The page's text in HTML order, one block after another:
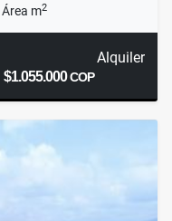
Área m2
Alquiler
$1.055.000COP